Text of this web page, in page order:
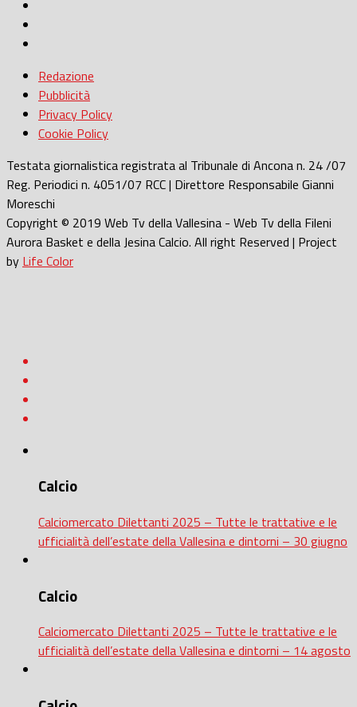
Redazione
Pubblicità
Privacy Policy
Cookie Policy
Testata giornalistica registrata al Tribunale di Ancona n. 24 /07
Reg. Periodici n. 4051/07 RCC | Direttore Responsabile Gianni
Moreschi
Copyright © 2019 Web Tv della Vallesina - Web Tv della Fileni
Aurora Basket e della Jesina Calcio. All right Reserved | Project
by Life Color
Calcio
Calciomercato Dilettanti 2025 – Tutte le trattative e le
ufficialità dell’estate della Vallesina e dintorni – 30 giugno
Calcio
Calciomercato Dilettanti 2025 – Tutte le trattative e le
ufficialità dell’estate della Vallesina e dintorni – 14 agosto